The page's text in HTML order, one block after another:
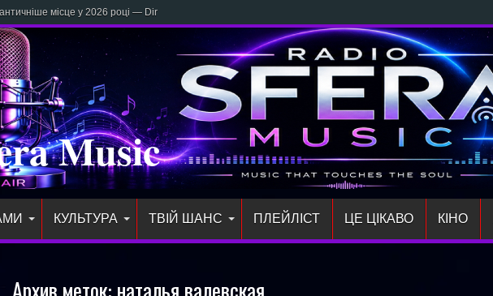
місце у 2026 році — Direct: новий тре
Music
КУЛЬТУРА ТВІЙ ШАНС ПЛЕЙЛIСТ ЦЕ ЦІКАВО КІНО